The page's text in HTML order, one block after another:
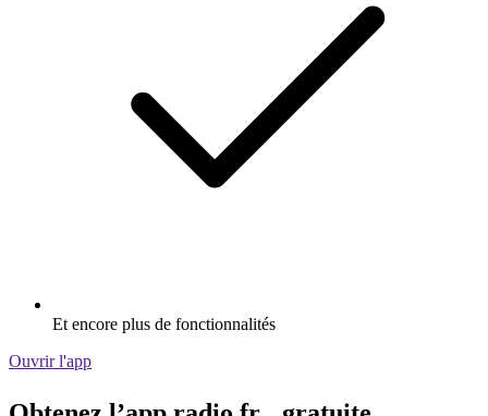
Et encore plus de fonctionnalités
Ouvrir l'app